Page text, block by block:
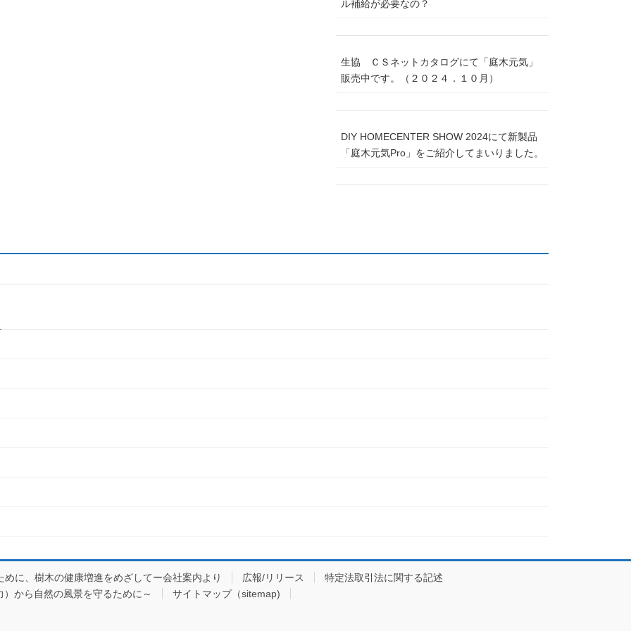
ル補給が必要なの？
生協 ＣＳネットカタログにて「庭木元気」
販売中です。（２０２４．１０月）
DIY HOMECENTER SHOW 2024にて新製品
「庭木元気Pro」をご紹介してまいりました。
めに、樹木の健康増進をめざしてー会社案内より 広報/リリース
特定法取引法に関する記述
から自然の風景を守るために～
サイトマップ（sitemap)